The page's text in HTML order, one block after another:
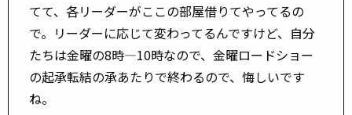
てて、各リーダーがここの部屋借りてやってるの
で。リーダーに応じて変わってるんですけど、自分
たちは金曜の8時―10時なので、金曜ロードショー
の起承転結の承あたりで終わるので、悔しいです
ね。